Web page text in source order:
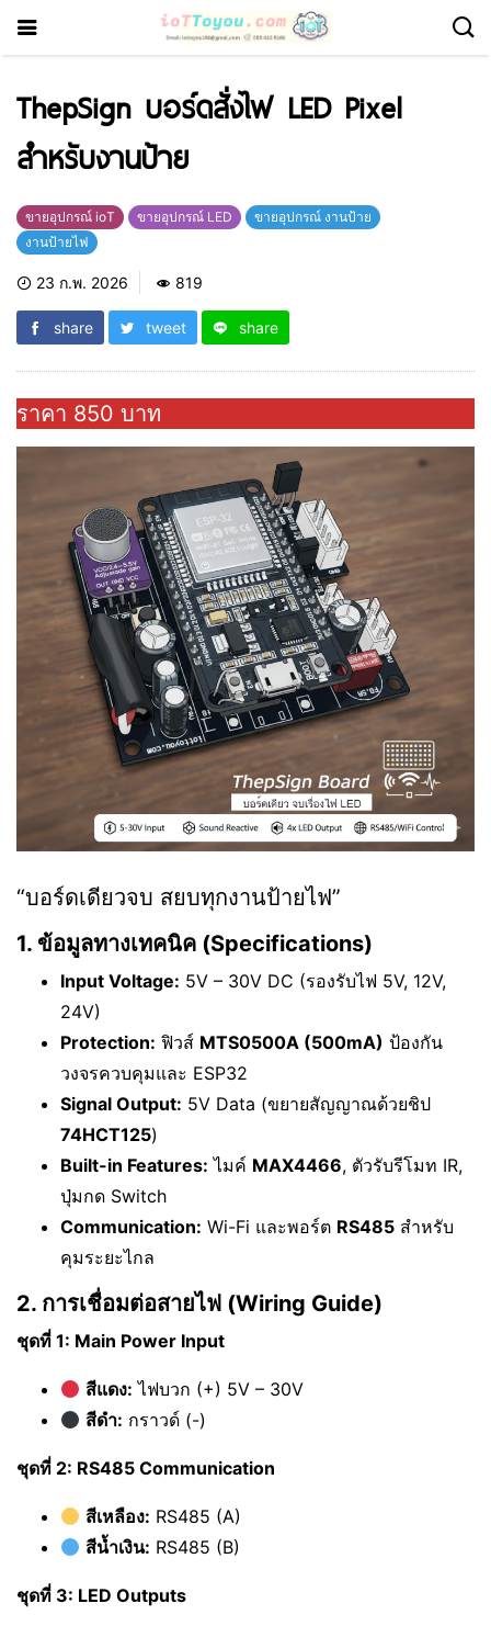
ThepSign บอร์ดสั่งไฟ LED Pixel
สำหรับงานป้าย
ขายอุปกรณ์ ioT ขายอุปกรณ์ LED
ขายอุปกรณ์ งานป้าย
งานป้ายไฟ
23 ก.พ. 2026 819
share tweet share
ราคา 850 บาท
“บอร์ดเดียวจบ สยบทุกงานป้ายไฟ”
1. ข้อมูลทางเทคนิค (Specifications)
Input Voltage: 5V – 30V DC (รองรับไฟ 5V, 12V,
24V)
Protection: ฟิวส์ MTS0500A (500mA) ป้องกัน
วงจรควบคุมและ ESP32
Signal Output: 5V Data (ขยายสัญญาณด้วยชิป
74HCT125)
Built-in Features: ไมค์ MAX4466, ตัวรับรีโมท IR,
ปุ่มกด Switch
Communication: Wi-Fi และพอร์ต RS485 สำหรับ
คุมระยะไกล
2. การเชื่อมต่อสายไฟ (Wiring Guide)
ชุดที่ 1: Main Power Input
สีแดง: ไฟบวก (+) 5V – 30V
สีดำ: กราวด์ (-)
ชุดที่ 2: RS485 Communication
สีเหลือง: RS485 (A)
สีน้ำเงิน: RS485 (B)
ชุดที่ 3: LED Outputs